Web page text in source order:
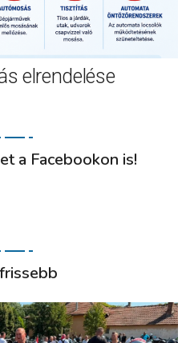
elrendelése
a Facebookon is!